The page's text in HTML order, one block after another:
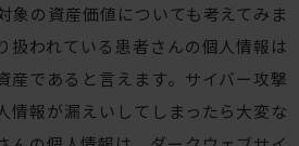
象の資産価値についても考えてみま
扱われている患者さんの個人情報は
産であると言えます。サイバー攻撃
情報が漏えいしてしまったら大変な